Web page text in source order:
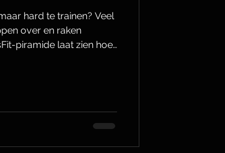
hard te trainen? Veel
over en raken
piramide laat zien hoe